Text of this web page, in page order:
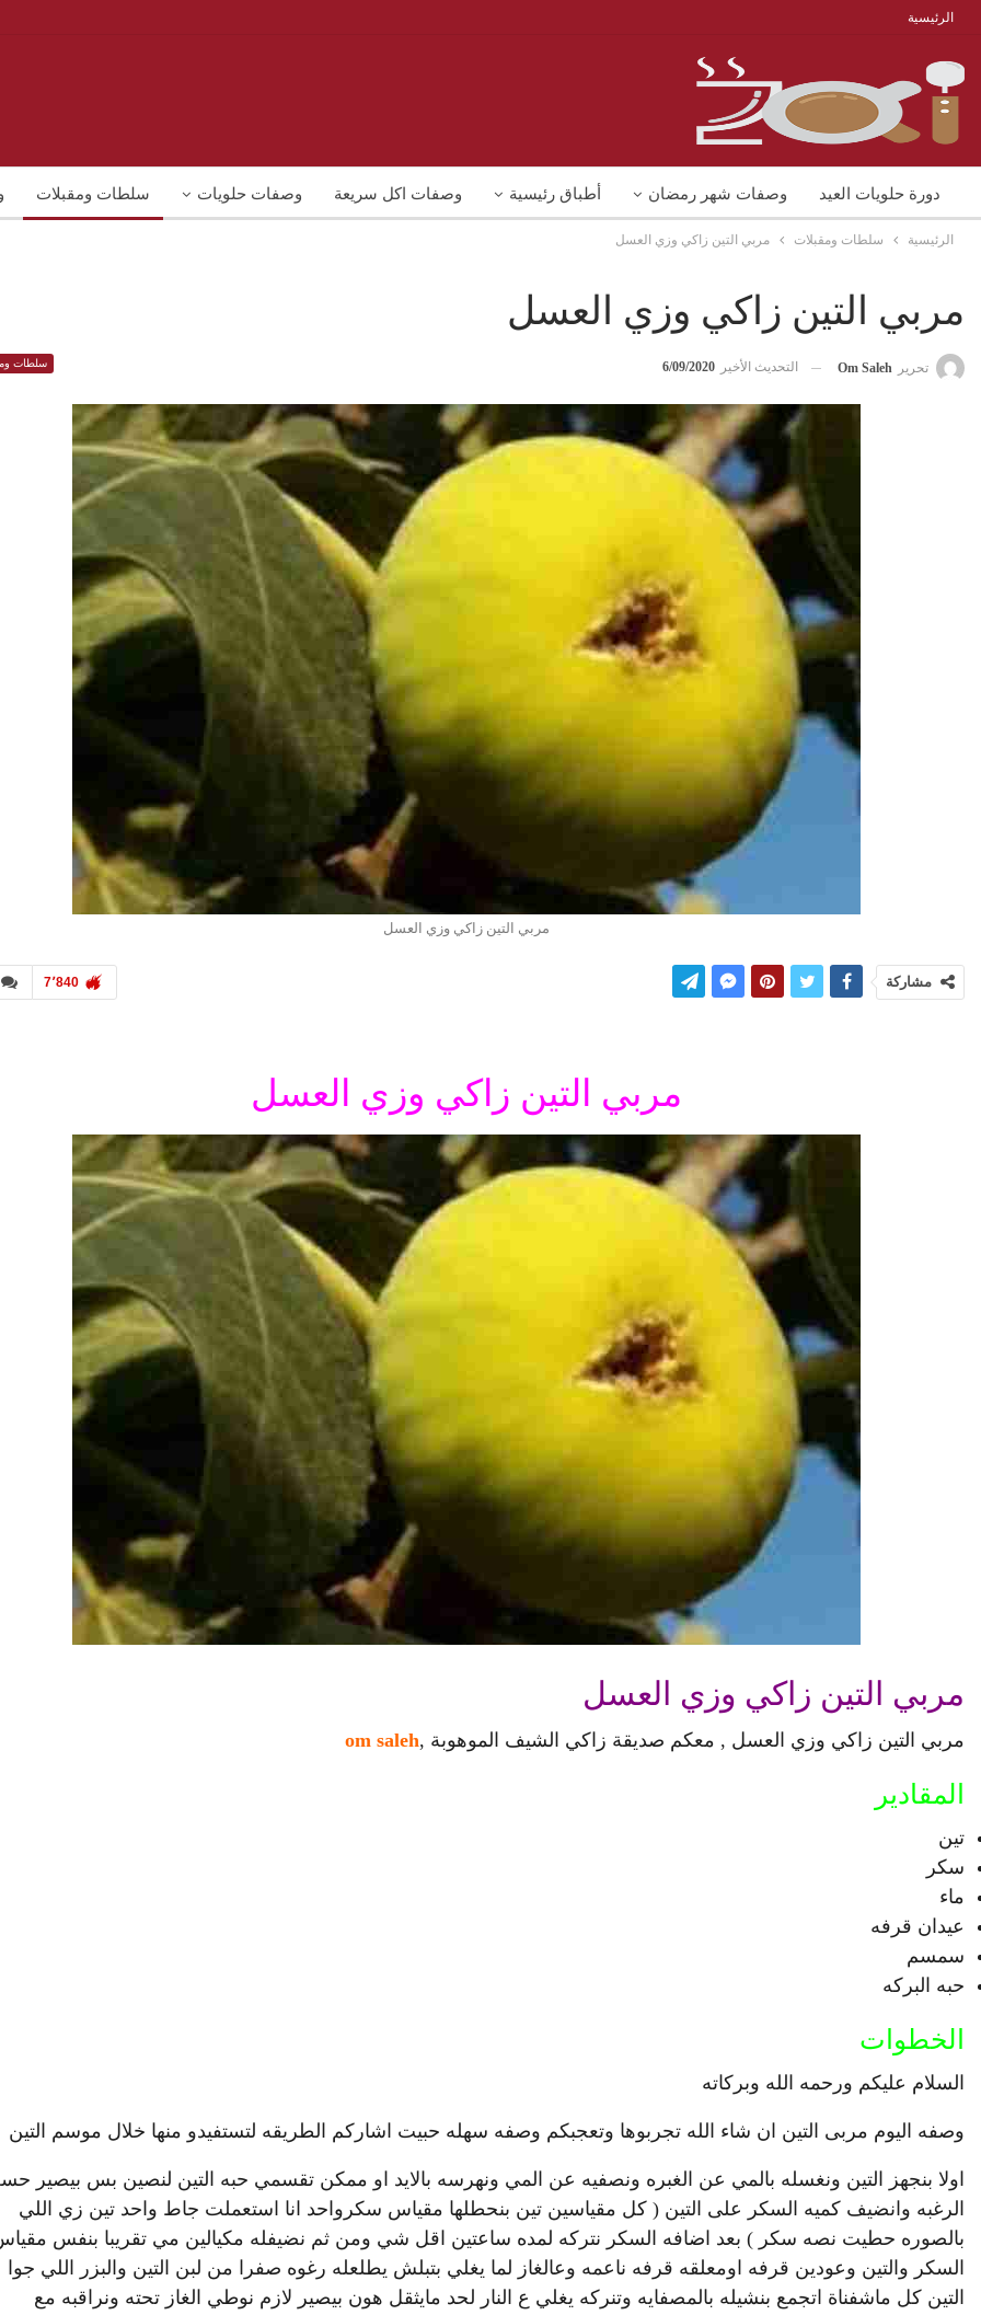
الرئيسية
دورة حلويات العيد وصفات شهر رمضان أطباق رئيسية وصفات اكل سريعة وصفات حلويات سلطات ومقبلات
منوعات شوربات وصفات اكل دايت الرئيسية سلطات ومقبلات مربي التين زاكي وزي العسل
مربي التين زاكي وزي العسل
سلطات تحرير Om Saleh التحديث الأخير 6/09/2020
مربي التين زاكي وزي العسل
7٬840 مشاركة
مربي التين زاكي وزي العسل
مربي التين زاكي وزي العسل
مربي التين زاكي وزي العسل , معكم صديقة زاكي الشيف الموهوبة ,om saleh
المقادير
تين
سكر
ماء
عيدان قرفه
سمسم
حبه البركه
الخطوات
السلام عليكم ورحمه الله وبركاته
وصفه اليوم مربى التين ان شاء الله تجربوها وتعجبكم وصفه سهله حبيت اشاركم الطريقه لتستفيدو منها خلال موسم التين
اولا بنجهز التين ونغسله بالمي عن الغبره ونصفيه عن المي ونهرسه بالايد او ممكن تقسمي حبه التين لنصين بس بيصير
الرغبه وانضيف كميه السكر على التين ( كل مقياسين تين بنحطلها مقياس سكرواحد انا استعملت جاط واحد تين زي اللي
بالصوره حطيت نصه سكر ) بعد اضافه السكر نتركه لمده ساعتين اقل شي ومن ثم نضيفله مكيالين مي تقريبا بنفس
السكر والتين وعودين قرفه اومعلقه قرفه ناعمه وعالغاز لما يغلي بتبلش يطلعله رغوه صفرا من لبن التين والبزر اللي جوا
التين كل ماشفناة اتجمع بنشيله بالمصفايه وتنركه يغلي ع النار لحد مايثقل هون بيصير لازم نوطي الغاز تحته ونراقبه مع